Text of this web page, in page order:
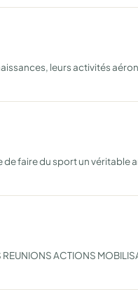
leurs activités
faire du sport un véritable
ACTIONS